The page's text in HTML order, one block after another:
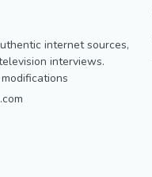
internet sources,
interviews.